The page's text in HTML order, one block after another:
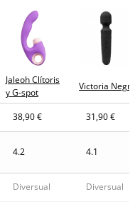
Jaleoh Clítoris
y G-spot
Victoria Negro
38,90 € 31,90 €
4.2 4.1
Diversual Diversual